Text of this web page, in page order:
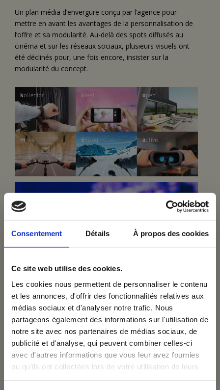
Consentement Détails À propos des cookies
Ce site web utilise des cookies.
Les cookies nous permettent de personnaliser le contenu
et les annonces, d'offrir des fonctionnalités relatives aux
médias sociaux et d'analyser notre trafic. Nous
partageons également des informations sur l'utilisation de
notre site avec nos partenaires de médias sociaux, de
publicité et d'analyse, qui peuvent combiner celles-ci
avec d'autres informations que vous leur avez fournies
ou qu'ils ont collectées lors de votre utilisation de leurs
Un plan média d’envergure conçu par l’agence pour
mettre en avant les avantages de la personnalisation de
l’offre et sa modularité. Au-delà des spots diffusés au
cinéma et sur les réseaux sociaux, plusieurs visuels ont
été déclinés pour, une fois encore, insister sur la
modularité du concept.
Inscrivez-vous à notre
newsletter
Email